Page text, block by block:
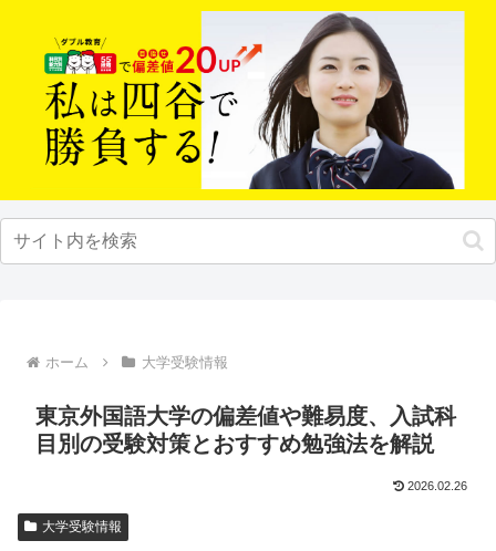
ホーム 大学受験情報
東京外国語大学の偏差値や難易度、入試科
目別の受験対策とおすすめ勉強法を解説
2026.02.26
大学受験情報